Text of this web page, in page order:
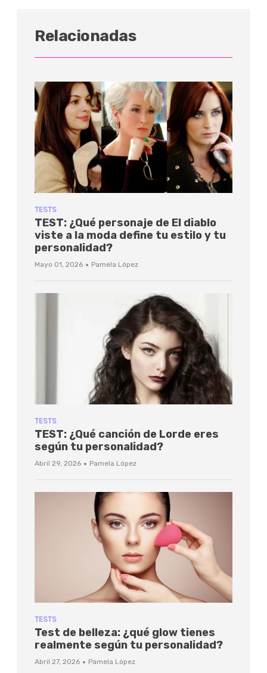
Relacionadas
TESTS
TEST: ¿Qué personaje de El diablo
viste a la moda define tu estilo y tu
personalidad?
Mayo 01, 2026 · Pamela López
TESTS
TEST: ¿Qué canción de Lorde eres
según tu personalidad?
Abril 29, 2026 · Pamela López
TESTS
Test de belleza: ¿qué glow tienes
realmente según tu personalidad?
Abril 27, 2026 · Pamela López